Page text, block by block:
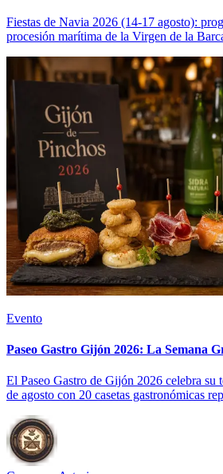
Fiestas de Navia 2026 (14-17 agosto):
procesión marítima de la Virgen de la
Evento
Paseo Gastro Gijón 2026: La Semana
El Paseo Gastro de Gijón 2026 celebra su
de agosto con 20 casetas gastronómicas